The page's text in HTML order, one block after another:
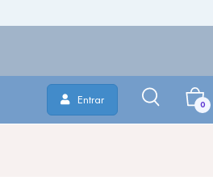
Entrar 0